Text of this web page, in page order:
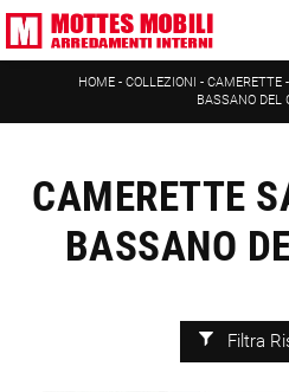
HOME- COLLEZIONI - CAMERETTE-
BASSANO DEL
CAMERETTE
BASSANO
Filtra